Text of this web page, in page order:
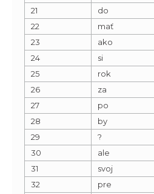
21
do
22
mať
23
ako
24
si
25
rok
26
za
27
po
28
by
29
?
30
ale
31
svoj
32
pre